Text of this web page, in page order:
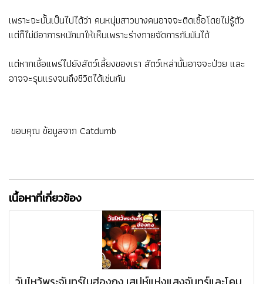
เพราะฉะนั้นเป็นไปได้ว่า คนหนุ่มสาวบางคนอาจจะติดเชื้อโดยไม่รู้ตัว
แต่ก็ไม่มีอาการหนักมาให้เห็นเพราะร่างกายจัดการกับมันได้
แต่หากเชื้อแพร่ไปยังสัตว์เลี้ยงของเรา สัตว์เหล่านั้นอาจจะป่วย และ
อาจจะรุนแรงจนถึงชีวิตได้เช่นกัน
ขอบคุณ ข้อมูลจาก Catdumb
เนื้อหาที่เกี่ยวข้อง